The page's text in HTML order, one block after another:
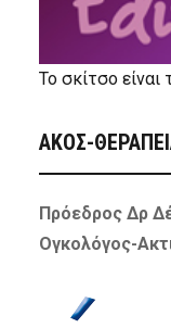
Το σκίτσο είναι
ΑΚΟΣ-
Πρόεδρος Δρ
Ογκολόγος-